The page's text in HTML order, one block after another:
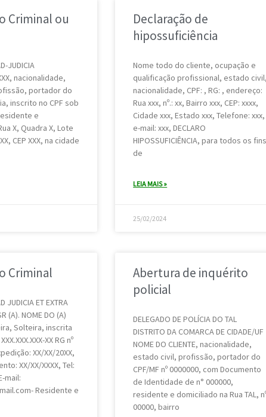
Criminal ou
JUDICIA
nacionalidade,
portador do
inscrito no CPF sob
residente e
X, Quadra X, Lote
CEP XXX, na cidade
Declaração de
hipossuficiência
Nome todo do cliente, ocupação e
qualificação profissional, estado civil,
nacionalidade, CPF: , RG: , endereço:
Rua xxx, nº.: xx, Bairro xxx, CEP: xxxx,
Cidade xxx, Estado xxx, Telefone: xxx,
e-mail: xxx, DECLARO
HIPOSSUFICIÊNCIA, para todos os fins
de
LEIA MAIS »
25/02/2024
Criminal
JUDICIA ET EXTRA
(A). NOME DO (A)
Solteira, inscrita
XX RG nº
XX/XX/20XX,
XX/XX/XXXX, Tel:
mail:
Residente e
Abertura de inquérito
policial
DELEGADO DE POLÍCIA DO TAL
DISTRITO DA COMARCA DE CIDADE/UF
NOME DO CLIENTE, nacionalidade,
estado civil, profissão, portador do
CPF/MF nº 0000000, com Documento
de Identidade de n° 000000,
residente e domiciliado na Rua TAL,
00000, bairro